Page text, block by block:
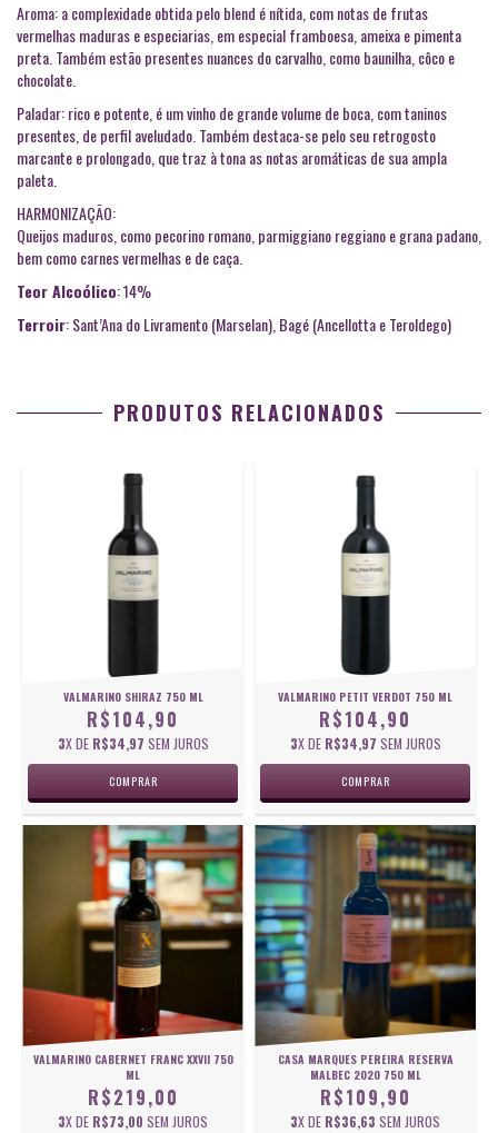
Aroma: a complexidade obtida pelo blend é nítida, com notas de frutas
vermelhas maduras e especiarias, em especial framboesa, ameixa e pimenta
preta. Também estão presentes nuances do carvalho, como baunilha, côco e
chocolate.
Paladar: rico e potente, é um vinho de grande volume de boca, com taninos
presentes, de perfil aveludado. Também destaca-se pelo seu retrogosto
marcante e prolongado, que traz à tona as notas aromáticas de sua ampla
paleta.
HARMONIZAÇÃO:
Queijos maduros, como pecorino romano, parmiggiano reggiano e grana padano,
bem como carnes vermelhas e de caça.
Teor Alcoólico: 14%
Terroir: Sant’Ana do Livramento (Marselan), Bagé (Ancellotta e Teroldego)
PRODUTOS RELACIONADOS
VALMARINO SHIRAZ 750 ML
R$104,90
3X DE R$34,97 SEM JUROS
VALMARINO PETIT VERDOT 750 ML
R$104,90
3X DE R$34,97 SEM JUROS
VALMARINO CABERNET FRANC XXVII 750
ML
R$219,00
3X DE R$73,00 SEM JUROS
CASA MARQUES PEREIRA RESERVA
MALBEC 2020 750 ML
R$109,90
3X DE R$36,63 SEM JUROS